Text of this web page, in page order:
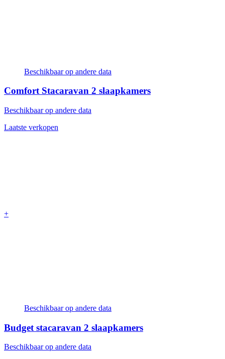
Beschikbaar op andere data
Comfort Stacaravan 2 slaapkamers
Beschikbaar op andere data
Laatste verkopen
+
Beschikbaar op andere data
Budget stacaravan 2 slaapkamers
Beschikbaar op andere data